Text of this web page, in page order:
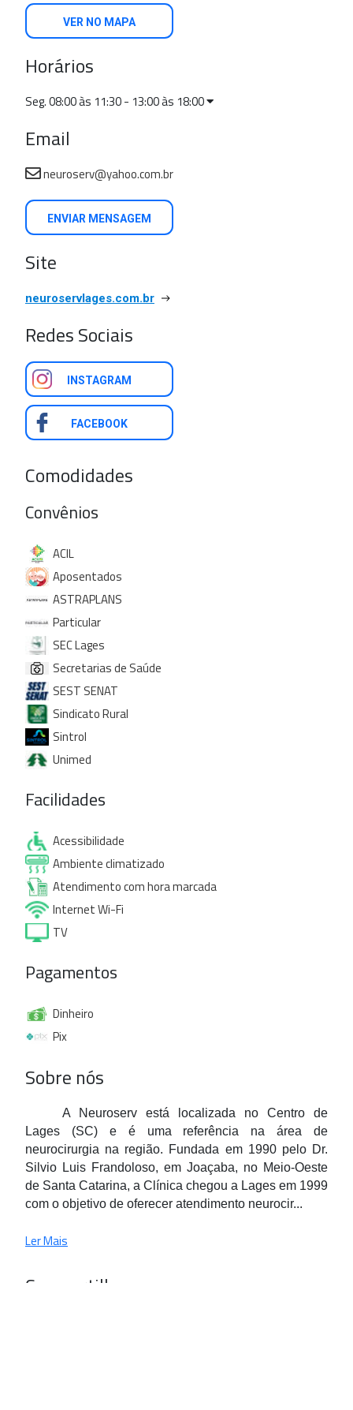
VER NO MAPA
Horários
Seg. 08:00 às 11:30 - 13:00 às 18:00
Email
neuroserv@yahoo.com.br
ENVIAR MENSAGEM
Site
neuroservlages.com.br
Redes Sociais
INSTAGRAM
FACEBOOK
Comodidades
Convênios
ACIL
Aposentados
ASTRAPLANS
Particular
SEC Lages
Secretarias de Saúde
SEST SENAT
Sindicato Rural
Sintrol
Unimed
Facilidades
Acessibilidade
Ambiente climatizado
Atendimento com hora marcada
Internet Wi-Fi
TV
Pagamentos
Dinheiro
Pix
Sobre nós
A Neuroserv está localizada no Centro de
Lages (SC) e é uma referência na área de
neurocirurgia na região. Fundada em 1990 pelo Dr.
Silvio Luis Frandoloso, em Joaçaba, no Meio-Oeste
de Santa Catarina, a Clínica chegou a Lages em 1999
com o objetivo de oferecer atendimento neurocir...
Ler Mais
Compartilhe